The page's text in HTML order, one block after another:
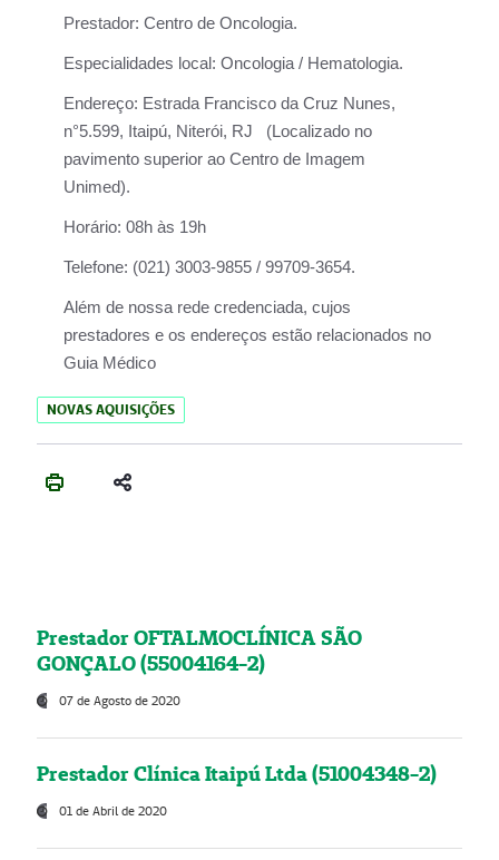
Prestador: Centro de Oncologia.
Especialidades local: Oncologia / Hematologia.
Endereço: Estrada Francisco da Cruz Nunes,
n°5.599, Itaipú, Niterói, RJ (Localizado no
pavimento superior ao Centro de Imagem
Unimed).
Horário: 08h às 19h
Telefone: (021) 3003-9855 / 99709-3654.
Além de nossa rede credenciada, cujos
prestadores e os endereços estão relacionados no
Guia Médico
NOVAS AQUISIÇÕES
Prestador OFTALMOCLÍNICA SÃO
GONÇALO (55004164-2)
07 de Agosto de 2020
Prestador Clínica Itaipú Ltda (51004348-2)
01 de Abril de 2020